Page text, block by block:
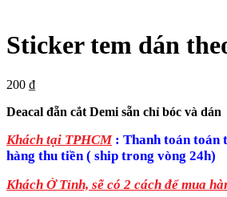
Sticker tem dán
200 ₫
Deacal đẵn cắt Demi sẵn chỉ bóc và dán
Khách tại TPHCM: Thanh toán toán
hàng thu tiền ( ship trong vòng 24h)
Khách Ở Tỉnh, sẽ có 2 cách để mua